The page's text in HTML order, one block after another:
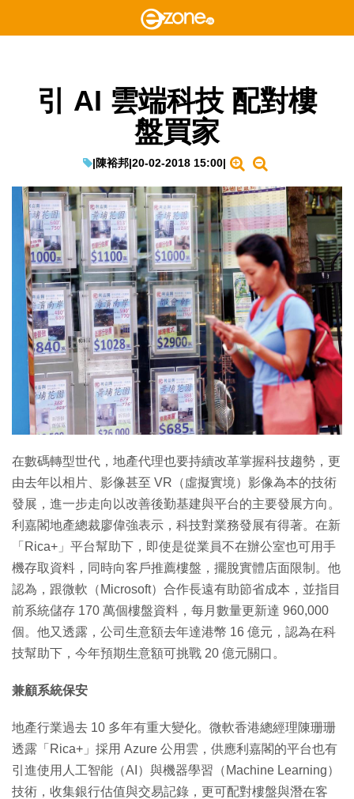
引 AI 雲端科技 配對樓
盤買家
|陳裕邦|20-02-2018 15:00|
在數碼轉型世代，地產代理也要持續改革掌握科技趨勢，更
由去年以相片、影像甚至 VR（虛擬實境）影像為本的技術
發展，進一步走向以改善後勤基建與平台的主要發展方向。
利嘉閣地產總裁廖偉強表示，科技對業務發展有得著。在新
「Rica+」平台幫助下，即使是從業員不在辦公室也可用手
機存取資料，同時向客戶推薦樓盤，擺脫實體店面限制。他
認為，跟微軟（Microsoft）合作長遠有助節省成本，並指目
前系統儲存 170 萬個樓盤資料，每月數量更新達 960,000
個。他又透露，公司生意額去年達港幣 16 億元，認為在科
技幫助下，今年預期生意額可挑戰 20 億元關口。
兼顧系統保安
地產行業過去 10 多年有重大變化。微軟香港總經理陳珊珊
透露「Rica+」採用 Azure 公用雲，供應利嘉閣的平台也有
引進使用人工智能（AI）與機器學習（Machine Learning）
技術，收集銀行估值與交易記錄，更可配對樓盤與潛在客